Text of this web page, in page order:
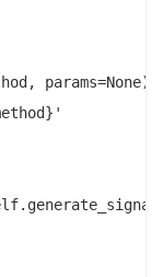
params=None):